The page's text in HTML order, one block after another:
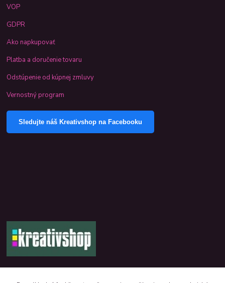
VOP
GDPR
Ako napkupovať
Platba a doručenie tovaru
Odstúpenie od kúpnej zmluvy
Vernostný program
Sledujte náš Kreativshop na Facebooku